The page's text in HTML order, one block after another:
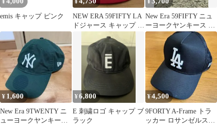
¥
emis キャップ ピンク
¥
NEW ERA 59FIFTY LA
ドジャース キャップ レ
¥
New Era 59FIFTY ニュ
ーヨークヤンキース キ
ャップ
¥ 1,600
New Era 9TWENTY ニ
ューヨークヤンキース
¥6,800
E 刺繍ロゴ キャップ ブ
ラック
¥4,500
9FORTY A-Frame トラ
ッカー ロサンゼルス・